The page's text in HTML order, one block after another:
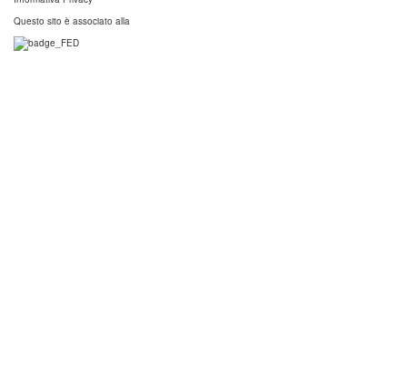
Questo sito è associato alla